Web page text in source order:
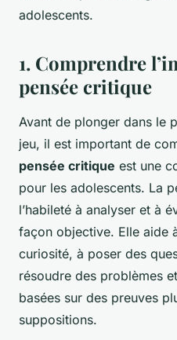
adolescents.
1. Comprendre
pensée critique
Avant de plonger dans le
jeu, il est important de
pensée critique est une
pour les adolescents. La
l’habileté à analyser et à
façon objective. Elle aide
curiosité, à poser des
résoudre des problèmes
basées sur des preuves
suppositions.